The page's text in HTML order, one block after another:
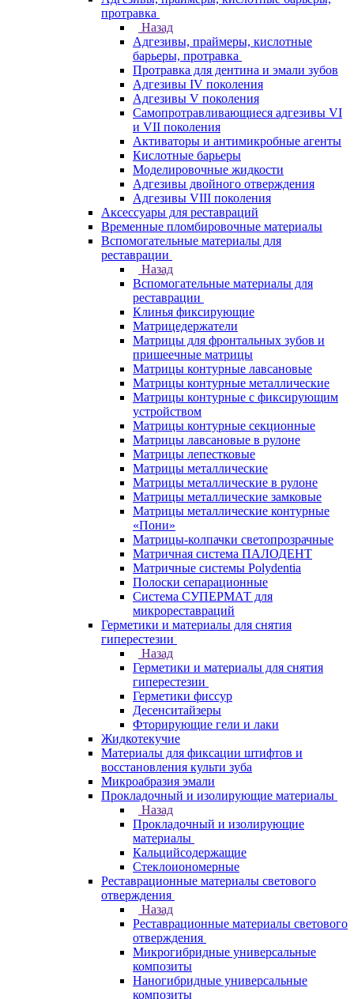
протравка
Назад
Адгезивы, праймеры, кислотные
барьеры, протравка
Протравка для дентина и эмали зубов
Адгезивы IV поколения
Адгезивы V поколения
Самопротравливающиеся адгезивы VI
и VII поколения
Активаторы и антимикробные агенты
Кислотные барьеры
Моделировочные жидкости
Адгезивы двойного отверждения
Адгезивы VIII поколения
Аксессуары для реставраций
Временные пломбировочные материалы
Вспомогательные материалы для
реставрации
Назад
Вспомогательные материалы для
реставрации
Клинья фиксирующие
Матрицедержатели
Матрицы для фронтальных зубов и
пришеечные матрицы
Матрицы контурные лавсановые
Матрицы контурные металлические
Матрицы контурные с фиксирующим
устройством
Матрицы контурные секционные
Матрицы лавсановые в рулоне
Матрицы лепестковые
Матрицы металлические
Матрицы металлические в рулоне
Матрицы металлические замковые
Матрицы металлические контурные
«Пони»
Матрицы-колпачки светопрозрачные
Матричная система ПАЛОДЕНТ
Матричные системы Polydentia
Полоски сепарационные
Система СУПЕРМАТ для
микрореставраций
Герметики и материалы для снятия
гиперестезии
Назад
Герметики и материалы для снятия
гиперестезии
Герметики фиссур
Десенситайзеры
Фторирующие гели и лаки
Жидкотекучие
Материалы для фиксации штифтов и
восстановления культи зуба
Микроабразия эмали
Прокладочный и изолирующие материалы
Назад
Прокладочный и изолирующие
материалы
Кальцийсодержащие
Стеклоиономерные
Реставрационные материалы светового
отверждения
Назад
Реставрационные материалы светового
отверждения
Микрогибридные универсальные
композиты
Наногибридные универсальные
композиты